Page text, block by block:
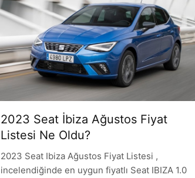
Teknik Verileri MOTOR ŞANZIMAN …
2023 Seat İbiza Ağustos Fiyat
Listesi Ne Oldu?
2023 Seat Ibiza Ağustos Fiyat Listesi ,
incelendiğinde en uygun fiyatlı Seat IBIZA 1.0